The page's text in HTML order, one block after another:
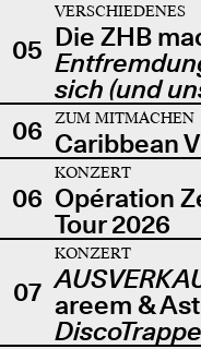
05
VERSCHIEDENES
Die ZHB
sich (und
06
ZUM MITMACHEN
Caribbean
06
KONZERT
Opération
Tour 2026
07
KONZERT
areem &